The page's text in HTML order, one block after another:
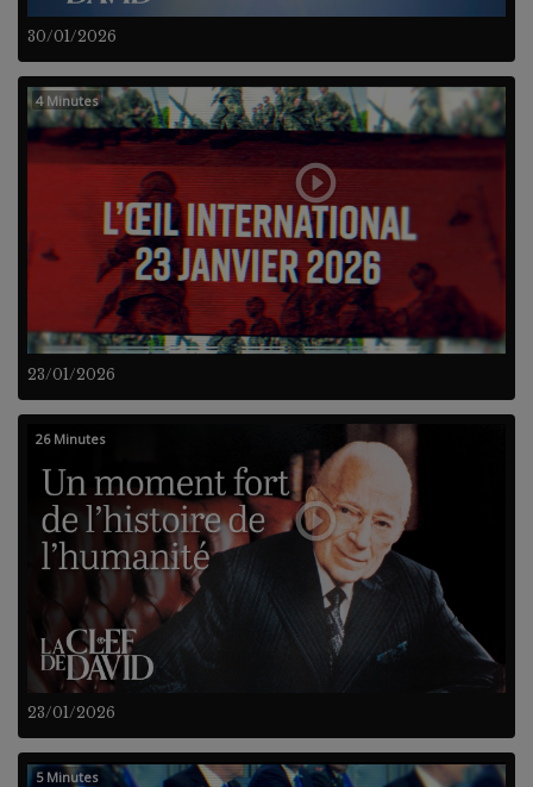
30/01/2026
23/01/2026
4 Minutes
23/01/2026
26 Minutes
5 Minutes